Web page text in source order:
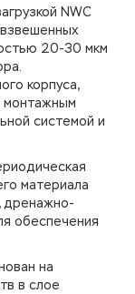
NWC
20-30 мкм
корпуса,
монтажным
системой и
материала
дренажно-
обеспечения
на
в слое